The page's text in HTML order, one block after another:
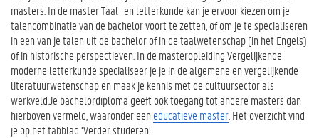
masters. In de master Taal- en letterkunde kan je ervoor kiezen om je
talencombinatie van de bachelor voort te zetten, of om je te specialiseren
in een van je talen uit de bachelor of in de taalwetenschap (in het Engels)
of in historische perspectieven. In de masteropleiding Vergelijkende
moderne letterkunde specialiseer je je in de algemene en vergelijkende
literatuurwetenschap en maak je kennis met de cultuursector als
werkveld.Je bachelordiploma geeft ook toegang tot andere masters dan
hierboven vermeld, waaronder een educatieve master . Het overzicht vind
je op het tabblad ‘Verder studeren’.